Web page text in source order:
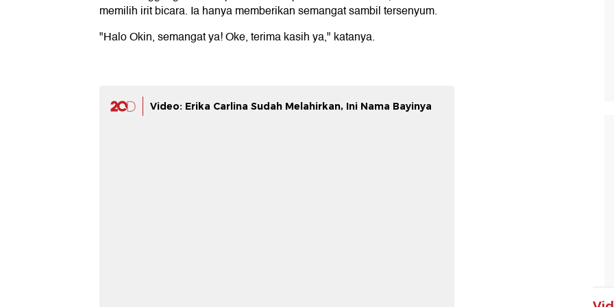
memilih irit bicara. Ia hanya memberikan semangat sambil tersenyum.
"Halo Okin, semangat ya! Oke, terima kasih ya," katanya.
Video: Erika Carlina Sudah Melahirkan, Ini Nama Bayinya